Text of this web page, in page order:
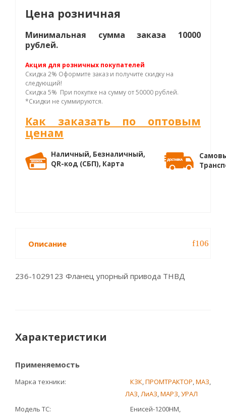
Цена розничная
Минимальная сумма заказа 10000
рублей.
Акция для розничных покупателей
Скидка 2% Оформите заказ и получите скидку на
следующий!
Скидка 5% При покупке на сумму от 50000 рублей.
*Скидки не суммируются.
Как заказать по оптовым
ценам
Наличный, Безналичный,
QR-код (СБП), Карта
Описание
236-1029123 Фланец упорный привода ТНВД
Характеристики
Применяемость
Марка техники КЗК,ПРОМТРАКТОР,МАЗ,
ЛАЗ,ЛиАЗ,МАРЗ,УРАЛ
Модель ТС
Енисей-1200НМ,